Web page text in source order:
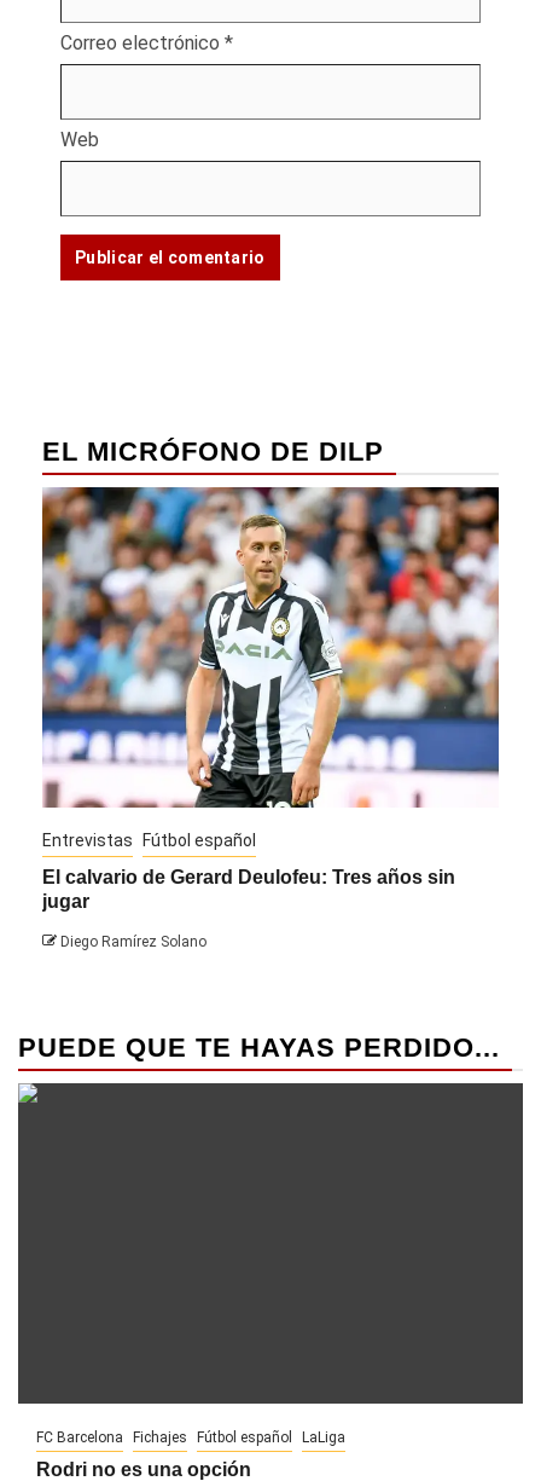
Correo electrónico *
Web
EL MICRÓFONO DE DILP
Entrevistas Fútbol español
El calvario de Gerard Deulofeu: Tres años sin
jugar
Diego Ramírez Solano
PUEDE QUE TE HAYAS PERDIDO...
FC Barcelona Fichajes Fútbol español LaLiga
Rodri no es una opción